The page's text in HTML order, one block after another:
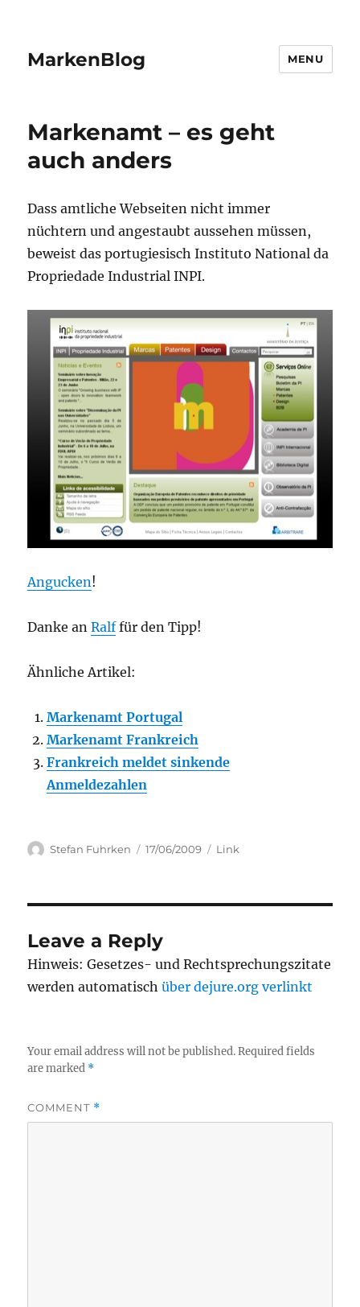
MarkenBlog MENU
Markenamt – es geht
auch anders
Dass amtliche Webseiten nicht immer
nüchtern und angestaubt aussehen müssen,
beweist das portugiesisch Instituto National da
Propriedade Industrial INPI.
Angucken!
Danke anRalffür den Tipp!
Ähnliche Artikel:
Markenamt Portugal
Markenamt Frankreich
Frankreich meldet sinkende
Anmeldezahlen
Author
Stefan Fuhrken
Posted
17/06/2009 Categories
Link
Leave a Reply
Hinweis: Gesetzes- und Rechtsprechungszitate
werden automatischüber dejure.org verlinkt
Your email address will not be published. Required fields
are marked *
COMMENT *